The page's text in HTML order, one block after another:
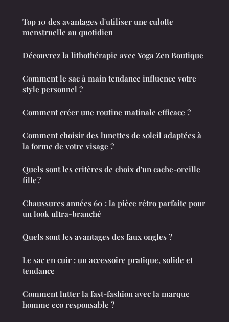
Top 10 des avantages d'utiliser une culotte
menstruelle au quotidien
Découvrez la lithothérapie avec Yoga Zen Boutique
Comment le sac à main tendance influence votre
style personnel ?
Comment créer une routine matinale efficace ?
Comment choisir des lunettes de soleil adaptées à
la forme de votre visage ?
Quels sont les critères de choix d'un cache-oreille
fille ?
Chaussures années 60 : la pièce rétro parfaite pour
un look ultra-branché
Quels sont les avantages des faux ongles ?
Le sac en cuir : un accessoire pratique, solide et
tendance
Comment lutter la fast-fashion avec la marque
homme eco responsable ?